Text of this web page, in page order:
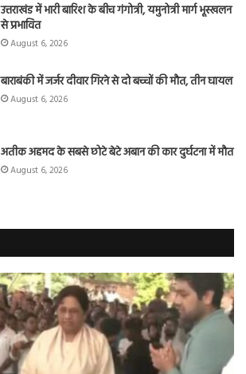
उत्तराखंड में भारी बारिश के बीच गंगोत्री, यमुनोत्री मार्ग भूस्खलन
से प्रभावित
August 6, 2026
बाराबंकी में जर्जर दीवार गिरने से दो बच्चों की मौत, तीन घायल
August 6, 2026
अतीक अहमद के सबसे छोटे बेटे अबान की कार दुर्घटना में मौत
August 6, 2026